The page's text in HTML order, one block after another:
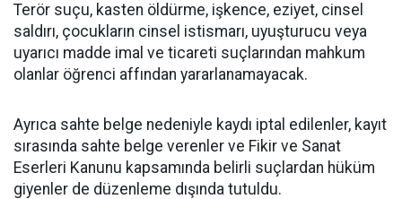
Terör suçu, kasten öldürme, işkence, eziyet, cinsel
saldırı, çocukların cinsel istismarı, uyuşturucu veya
uyarıcı madde imal ve ticareti suçlarından mahkum
olanlar öğrenci affından yararlanamayacak.
Ayrıca sahte belge nedeniyle kaydı iptal edilenler, kayıt
sırasında sahte belge verenler ve Fikir ve Sanat
Eserleri Kanunu kapsamında belirli suçlardan hüküm
giyenler de düzenleme dışında tutuldu.